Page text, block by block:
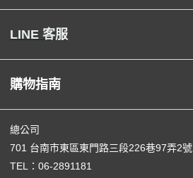
LINE 客服
購物指南
總公司
701 台南市東區東門路三段226巷97弄2號
TEL： 06-2891181